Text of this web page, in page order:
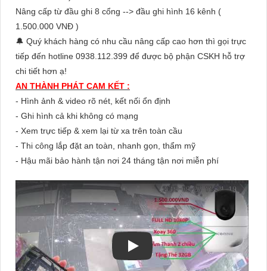
Nâng cấp từ đầu ghi 8 cổng --> đầu ghi hình 16 kênh (
1.500.000 VNĐ )
🔔 Quý khách hàng có nhu cầu nâng cấp cao hơn thì gọi trực
tiếp đến hotline 0938.112.399 để được bộ phận CSKH hỗ trợ
chi tiết hơn ạ!
AN THÀNH PHÁT CAM KẾT :
- Hình ảnh & video rõ nét, kết nối ổn định
- Ghi hình cả khi không có mạng
- Xem trực tiếp & xem lại từ xa trên toàn cầu
- Thi công lắp đặt an toàn, nhanh gọn, thẩm mỹ
- Hậu mãi bảo hành tận nơi 24 tháng tận nơi miễn phí